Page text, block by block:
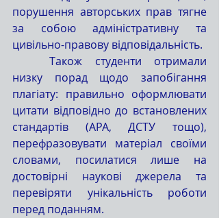
порушення авторських прав тягне
за собою адміністративну та
цивільно-правову відповідальність.
	Також студенти отримали
низку порад щодо запобігання
плагіату: правильно оформлювати
цитати відповідно до встановлених
стандартів (APA, ДСТУ тощо),
перефразовувати матеріал своїми
словами, посилатися лише на
достовірні наукові джерела та
перевіряти унікальність роботи
перед поданням.